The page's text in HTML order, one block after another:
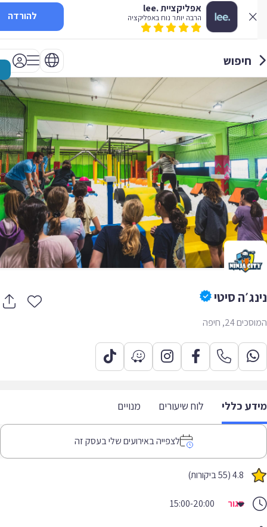
אפליקציית .lee
הרבה יותר נוח באפליקציה להורדה
חיפוש
סיטי
24, חיפה
כללי לוח שיעורים מנויים
לצפייה באירועים שלי בעסק זה
4.8 (55 ביקורות)
סגור 15:00-20:00